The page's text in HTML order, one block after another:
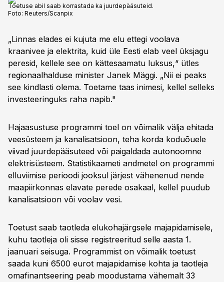
Toetuse abil saab korrastada ka juurdepääsuteid.
Foto: Reuters/Scanpix
„Linnas elades ei kujuta me elu ettegi voolava
kraanivee ja elektrita, kuid üle Eesti elab veel üksjagu
peresid, kellele see on kättesaamatu luksus,“ ütles
regionaalhalduse minister Janek Mäggi. „Nii ei peaks
see kindlasti olema. Toetame taas inimesi, kellel selleks
investeeringuks raha napib."
Hajaasustuse programmi toel on võimalik välja ehitada
veesüsteem ja kanalisatsioon, teha korda koduõuele
viivad juurdepääsuteed või paigaldada autonoomne
elektrisüsteem. Statistikaameti andmetel on programmi
elluviimise perioodi jooksul järjest vähenenud nende
maapiirkonnas elavate perede osakaal, kellel puudub
kanalisatsioon või voolav vesi.
Toetust saab taotleda elukohajärgsele majapidamisele,
kuhu taotleja oli sisse registreeritud selle aasta 1.
jaanuari seisuga. Programmist on võimalik toetust
saada kuni 6500 eurot majapidamise kohta ja taotleja
omafinantseering peab moodustama vähemalt 33